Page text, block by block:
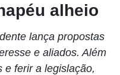
alheio
lança propostas
e aliados. Além
e ferir a legislação,